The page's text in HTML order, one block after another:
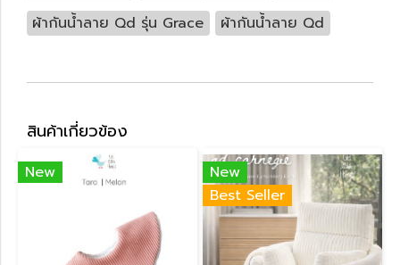
ผ้ากันน้ำลาย Qd รุ่น Grace
ผ้ากันน้ำลาย Qd
สินค้าเกี่ยวข้อง
New
New
Best Seller